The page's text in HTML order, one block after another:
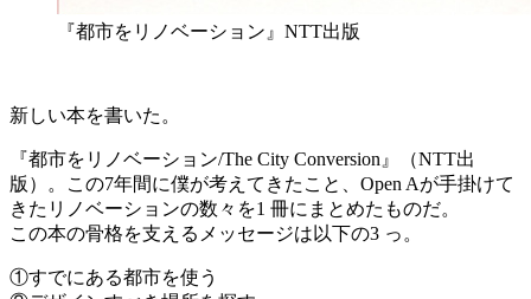
『都市をリノベーション』NTT出版
新しい本を書いた。
『都市をリノベーション/The City Conversion』（NTT出
版）。この7年間に僕が考えてきたこと、Open Aが手掛けて
きたリノベーションの数々を1 冊にまとめたものだ。
この本の骨格を支えるメッセージは以下の3 っ。
①すでにある都市を使う